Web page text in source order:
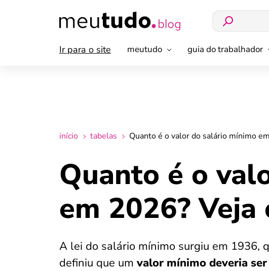
Ir para o site meutudo guia do trabalhador
início tabelas Quanto é o valor do salário mínimo
Quanto é o
em 2026?
A lei do salário mínimo surgiu em 1936,
definiu que um valor mínimo deveria